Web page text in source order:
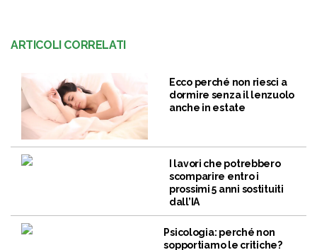
ARTICOLI CORRELATI
Ecco perché non riesci a
dormire senza il lenzuolo
anche in estate
I lavori che potrebbero
scomparire entro i
prossimi 5 anni sostituiti
dall’IA
Psicologia: perché non
sopportiamo le critiche?